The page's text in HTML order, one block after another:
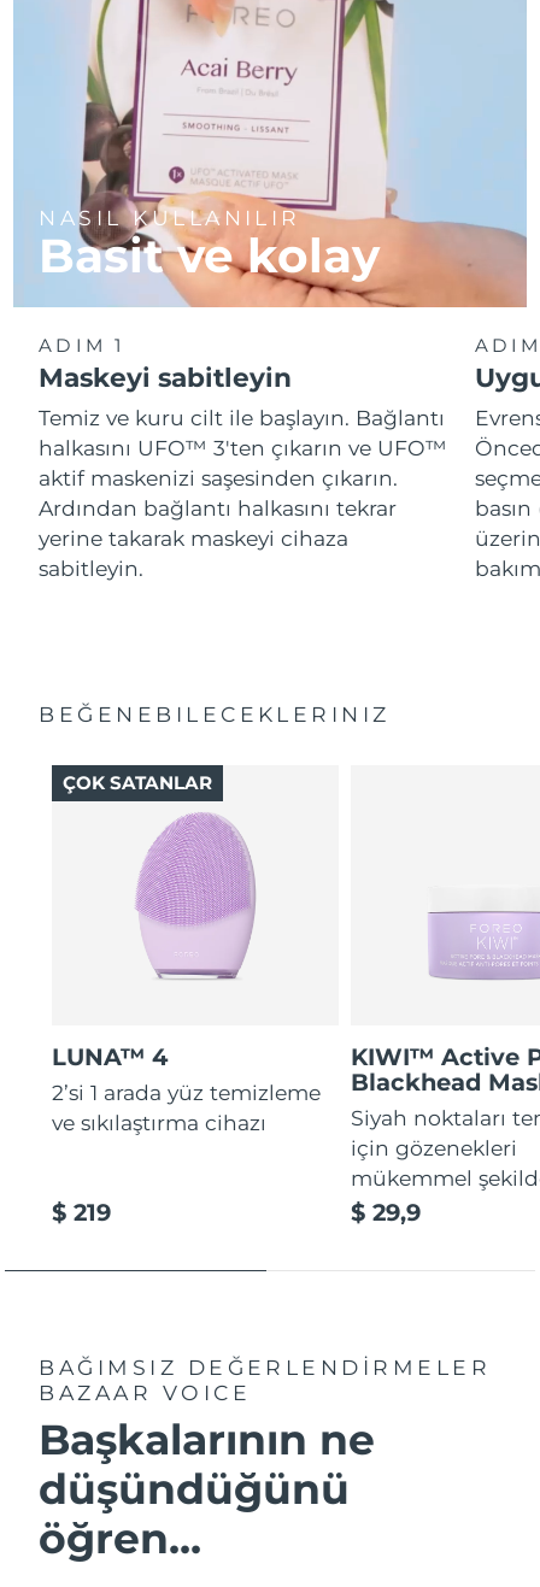
NASIL KULLANILIR
Basit ve kolay
ADIM 1
Maskeyi sabitleyin
Temiz ve kuru cilt ile başlayın. Bağlantı
halkasını UFO™ 3'ten çıkarın ve UFO™
aktif maskenizi saşesinden çıkarın.
Ardından bağlantı halkasını tekrar
yerine takarak maskeyi cihaza
sabitleyin.
BEĞENEBILECEKLERINIZ
LUNA™ 4
2’si 1 arada yüz temizleme
ve sıkılaştırma cihazı
$ 219
ÇOK SATANLAR
KIWI™ Active
Blackhead
Siyah noktaları
için gözenekleri
mükemmel
$ 29,9
BAĞIMSIZ DEĞERLENDİRMELER
BAZAAR VOICE
Başkalarının ne
düşündüğünü
öğren...